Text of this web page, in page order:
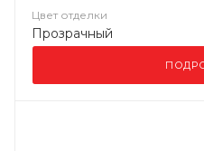
Цвет отделки
Прозрачный